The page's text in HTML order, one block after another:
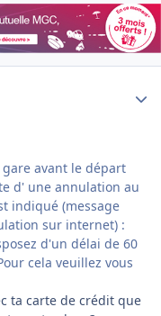
avant le départ
d' une annulation au
indiqué (message
sur internet) :
d'un délai de 60
cela veuillez vous
ta carte de crédit que